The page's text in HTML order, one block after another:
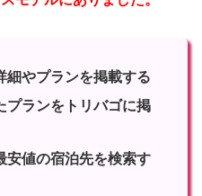
細やプランを掲載する
プランをトリバゴに掲
安値の宿泊先を検索す